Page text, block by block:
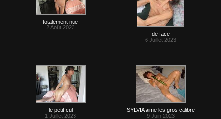
totalement nue
2 Août 2023
de face
6 Juillet 2023
le petit cul
1 Juillet 2023
SYLVIA aime les gros calibre
9 Juin 2023